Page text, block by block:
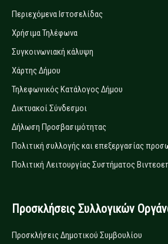
Περιεχόμενα Ιστοσελίδας
Χρήσιμα Τηλέφωνα
Συγκοινωνιακή κάλυψη
Χάρτης Δήμου
Τηλεφωνικός Κατάλογος Δήμου
Δικτυακοί Σύνδεσμοι
Δήλωση Προσβασιμότητας
Πολιτική συλλογής και επεξεργασίας
Πολιτική Λειτουργίας Συστήματος
Προσκλήσεις Συλλογικών
Προσκλήσεις Δημοτικού Συμβουλίου